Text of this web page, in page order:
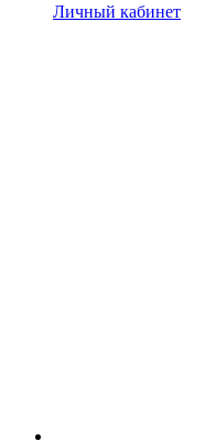
Личный кабинет